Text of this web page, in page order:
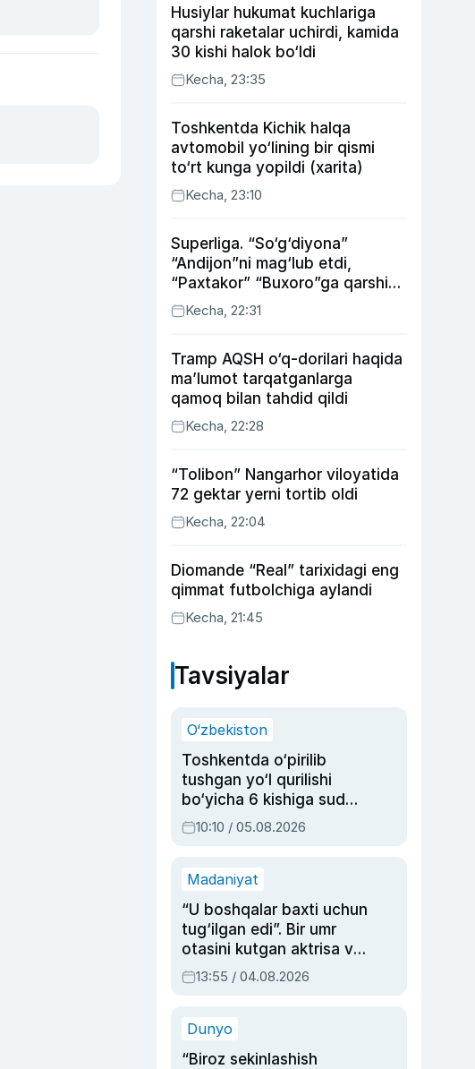
Husiylar hukumat kuchlariga
qarshi raketalar uchirdi, kamida
30 kishi halok bo‘ldi
Kecha, 23:35
Toshkentda Kichik halqa
avtomobil yo‘lining bir qismi
to‘rt kunga yopildi (xarita)
Kecha, 23:10
Superliga. “So‘g‘diyona”
“Andijon”ni mag‘lub etdi,
“Paxtakor” “Buxoro”ga qarshi
bahsda g‘alabani qo‘ldan
chiqardi
Kecha, 22:31
Tramp AQSH o‘q-dorilari haqida
ma’lumot tarqatganlarga
qamoq bilan tahdid qildi
Kecha, 22:28
“Tolibon” Nangarhor viloyatida
72 gektar yerni tortib oldi
Kecha, 22:04
Diomande “Real” tarixidagi eng
qimmat futbolchiga aylandi
Kecha, 21:45
Tavsiyalar
O‘zbekiston
Toshkentda o‘pirilib
tushgan yo‘l qurilishi
bo‘yicha 6 kishiga sud
hukmi o‘qildi
10:10 / 05.08.2026
Madaniyat
“U boshqalar baxti uchun
tug‘ilgan edi”. Bir umr
otasini kutgan aktrisa va
dublyaj ustasi Rimma
Ahmedovaning
13:55 / 04.08.2026
Dunyo
“Biroz sekinlashish